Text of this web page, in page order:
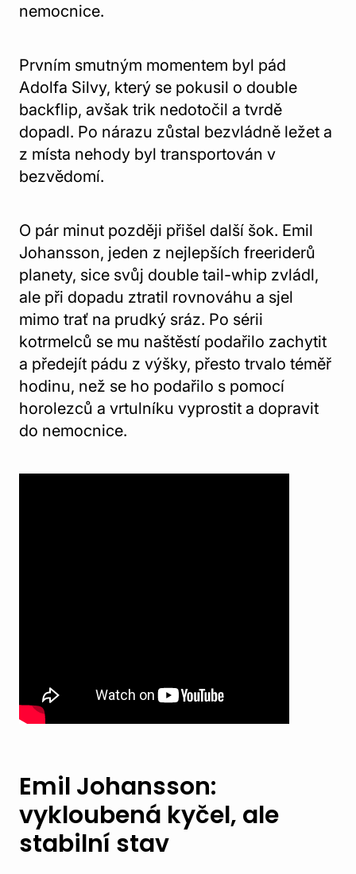
nemocnice.
Prvním smutným momentem byl pád
Adolfa Silvy, který se pokusil o double
backflip, avšak trik nedotočil a tvrdě
dopadl. Po nárazu zůstal bezvládně ležet a
z místa nehody byl transportován v
bezvědomí.
O pár minut později přišel další šok. Emil
Johansson, jeden z nejlepších freeriderů
planety, sice svůj double tail-whip zvládl,
ale při dopadu ztratil rovnováhu a sjel
mimo trať na prudký sráz. Po sérii
kotrmelců se mu naštěstí podařilo zachytit
a předejít pádu z výšky, přesto trvalo téměř
hodinu, než se ho podařilo s pomocí
horolezců a vrtulníku vyprostit a dopravit
do nemocnice.
Emil Johansson:
vykloubená kyčel, ale
stabilní stav